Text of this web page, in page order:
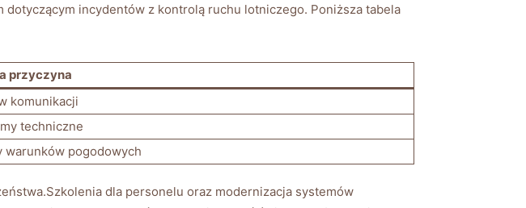
incydentów z kontrolą ⁢ruchu lotniczego. ‌Poniższa‍ tabela
przyczyna
komunikacji
techniczne
warunków pogodowych
‌dla‍ personelu oraz modernizacja systemów